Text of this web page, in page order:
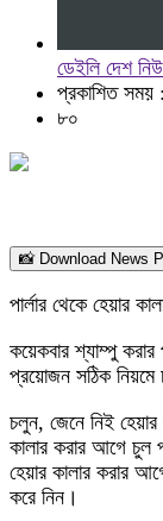
ডেইলি দেশ
প্রকাশিত
৮০
📸 Download News
পার্লার থেকে হেয়ার
কয়েকবার শ্যাম্পু
প্রয়োজন সঠিক নিয়মে
চলুন, জেনে নিই হেয়ার
কালার করার আগে
হেয়ার কালার করার
করে নিন।